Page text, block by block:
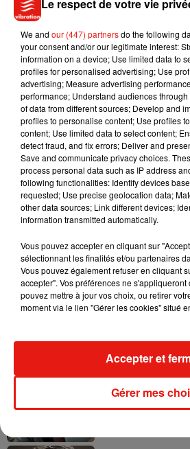
7 août 2026
dans son
7 août 2026
Madonna sort
Sensation » avec
Tayc et Didi B
dansant de l’année
Angèle et Amélie
collaboration tant
5 août 2026
Benny Blanco
Le respect de votre vie
We and our (447) partnersdo the following
your consent and/or our legitimate interest:
information on a device; Use limited data to
profiles for personalised advertising; Use
advertising; Measure advertising
performance; Understand audiences
of data from different sources; Develop and
profiles to personalise content; Use profiles
content; Use limited data to select content;
detect fraud, and fix errors; Deliver and
Save and communicate privacy choices.
process personal data such as IP address
following functionalities: Identify devices
requested; Use precise geolocation data;
other data sources; Link different devices;
information transmitted automatically.
Vous pouvez accepter en cliquant sur
sélectionnant les finalités et/ou partenaires
Vous pouvez également refuser en cliquant
accepter". Vos préférences ne s'appliqueront
pouvez mettre à jour vos choix, ou retirer
moment via le lien "Gérer les cookies" situé
Gérer mes
Accepter et